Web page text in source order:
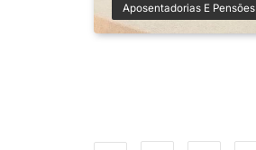
Aposentadorias E Pensões